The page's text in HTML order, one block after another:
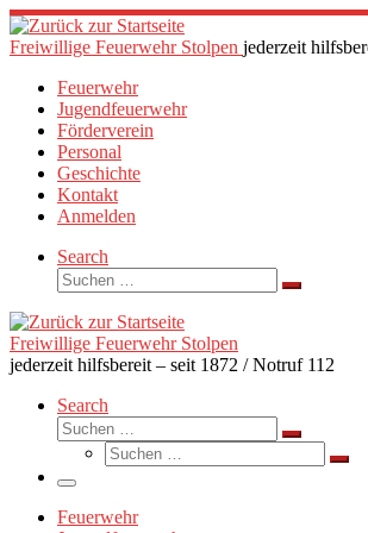
Zum
Inhalt
springen
Freiwillige Feuerwehr Stolpen jederzeit
Feuerwehr
Jugendfeuerwehr
Förderverein
Personal
Geschichte
Kontakt
Anmelden
Search
Suche
Suchen …
Freiwillige Feuerwehr Stolpen
jederzeit hilfsbereit – seit 1872 / Notruf 112
Search
Suche
Suchen …
Suche
Menü
Feuerwehr